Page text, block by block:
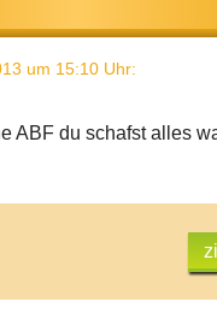
um 15:10 Uhr:
ABF du schafst alles